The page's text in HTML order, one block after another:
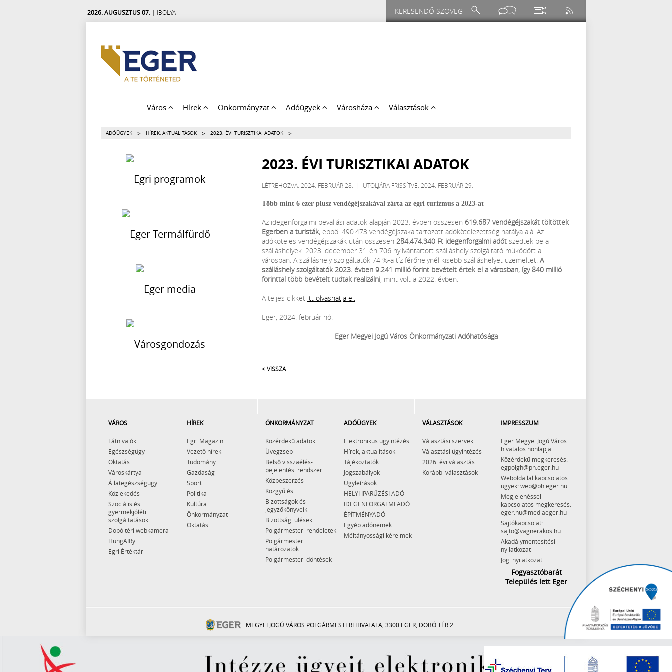
2026. AUGUSZTUS 07. | IBOLYA
Város Hírek Önkormányzat Adóügyek Városháza Választások
ADÓÜGYEK > HÍREK, AKTUALITÁSOK > 2023. ÉVI TURISZTIKAI ADATOK >
2023. ÉVI TURISZTIKAI ADATOK
LÉTREHOZVA: 2024. FEBRUÁR 28. | UTOLJÁRA FRISSÍTVE: 2024. FEBRUÁR 29.
Több mint 6 ezer plusz vendégéjszakával zárta az egri turizmus a 2023-at
Az idegenforgalmi bevallási adatok alapján 2023. évben összesen 619.687 vendégéjszakát töltöttek
Egerben a turisták, ebből 490.473 vendégéjszaka tartozott adókötelezettség hatálya alá. Az
adóköteles vendégéjszakák után összesen 284.474.340 Ft idegenforgalmi adót szedtek be a
szálláshelyek. 2023. december 31-én 706 nyilvántartott szálláshely szolgáltató működött a
városban. A szálláshely szolgáltatók 74 %-a tíz férőhelynél kisebb szálláshelyet üzemeltet. A
szálláshely szolgáltatók 2023. évben 9.241 millió forint bevételt értek el a városban, így 840 millió
forinttal több bevételt tudtak realizálni, mint volt a 2022. évben.
A teljes cikket itt olvashatja el.
Eger, 2024. február hó.
Eger Megyei Jogú Város Önkormányzati Adóhatósága
< VISSZA
VÁROS
Látnivalók
Egészségügy
Oktatás
Városkártya
Állategészségügy
Közlekedés
Szociális és
gyermekjóléti
szolgáltatások
Dobó téri webkamera
HungAIRy
Egri Értéktár
HÍREK
Egri Magazin
Vezető hírek
Tudomány
Gazdaság
Sport
Politika
Kultúra
Önkormányzat
Oktatás
ÖNKORMÁNYZAT
Közérdekű adatok
Üvegzseb
Belső visszaélés-
bejelentési rendszer
Közbeszerzés
Közgyűlés
Bizottságok és
jegyzőkönyveik
Bizottsági ülések
Polgármesteri rendeletek
Polgármesteri
határozatok
Polgármesteri döntések
ADÓÜGYEK
Elektronikus ügyintézés
Hírek, aktualitások
Tájékoztatók
Jogszabályok
Ügyleírások
HELYI IPARŰZÉSI ADÓ
IDEGENFORGALMI ADÓ
ÉPÍTMÉNYADÓ
Egyéb adónemek
Méltányossági kérelmek
VÁLASZTÁSOK
Választási szervek
Választási ügyintézés
2026. évi választás
Korábbi választások
IMPRESSZUM
Eger Megyei Jogú Város
hivatalos honlapja
Közérdekű megkeresés:
egpolgh@ph.eger.hu
Weboldallal kapcsolatos
ügyek: web@ph.eger.hu
Megjelenéssel
kapcsolatos megkeresés:
eger.hu@mediaeger.hu
Sajtókapcsolat:
sajto@vagnerakos.hu
Akadálymentesítési
nyilatkozat
Jogi nyilatkozat
Fogyasztóbarát
Település lett Eger
MEGYEI JOGÚ VÁROS POLGÁRMESTERI HIVATALA, 3300 EGER, DOBÓ TÉR 2.